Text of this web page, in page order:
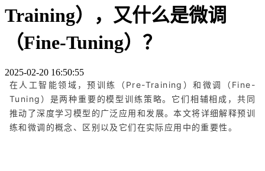
Training），又什么是微调
（Fine-Tuning）？
2025-02-20 16:50:55
在人工智能领域，预训练（Pre-Training）和微调（Fine-
Tuning）是两种重要的模型训练策略。它们相辅相成，共同
推动了深度学习模型的广泛应用和发展。本文将详细解释预训
练和微调的概念、区别以及它们在实际应用中的重要性。